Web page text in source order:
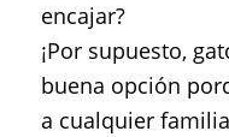
encajar?
¡Por supuesto,
buena opción
a cualquier